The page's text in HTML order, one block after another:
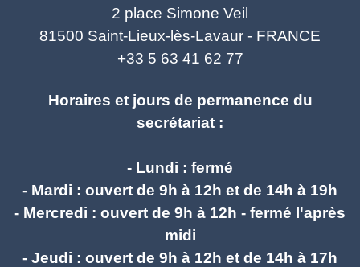
2 place Simone Veil
81500 Saint-Lieux-lès-Lavaur - FRANCE
+33 5 63 41 62 77
Horaires et jours de permanence du
secrétariat :
- Lundi : fermé
- Mardi : ouvert de 9h à 12h et de 14h à 19h
- Mercredi : ouvert de 9h à 12h - fermé l'après
midi
- Jeudi : ouvert de 9h à 12h et de 14h à 17h